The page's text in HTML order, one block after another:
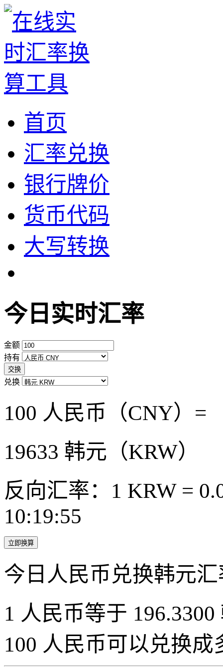
首页
汇率兑换
银行牌价
货币代码
大写转换
今日实时汇率
金额
持有
交换
兑换
100 人民币（CNY）=
19633 韩元（KRW）
反向汇率：1 KRW =
10:19:55
立即换算
今日人民币兑换韩元
1 人民币等于
100 人民币可以兑换成